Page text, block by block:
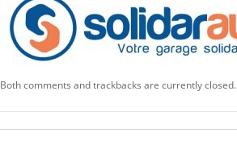
Both comments and trackbacks are currently closed.